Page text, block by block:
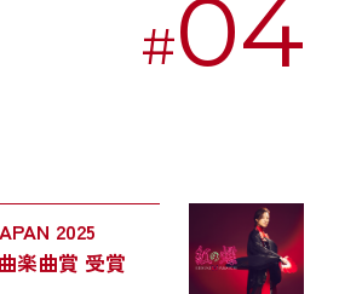
#04
2025
楽曲賞 受賞